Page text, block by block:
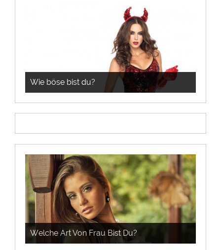
Wie böse bist du?
Welche Art Von Frau Bist Du?